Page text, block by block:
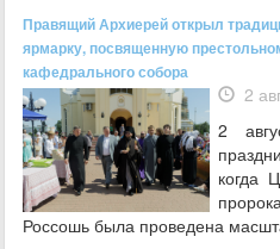
Правящий Архиерей открыл
ярмарку, посвященную
кафедрального собора
2
2
когда
Россошь была проведена